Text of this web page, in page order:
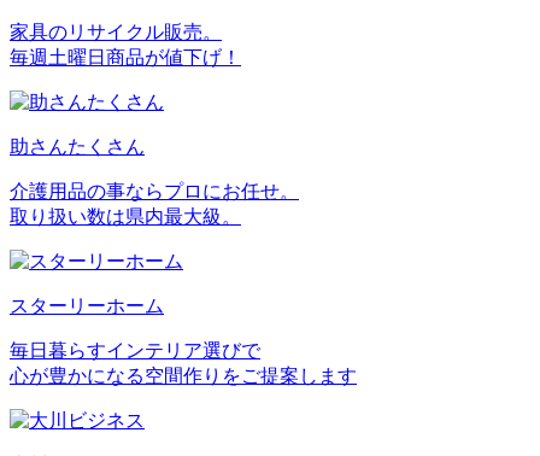
家具のリサイクル販売。
毎週土曜日商品が値下げ！
助さんたくさん
介護用品の事ならプロにお任せ。
取り扱い数は県内最大級。
スターリーホーム
毎日暮らすインテリア選びで
心が豊かになる空間作りをご提案します